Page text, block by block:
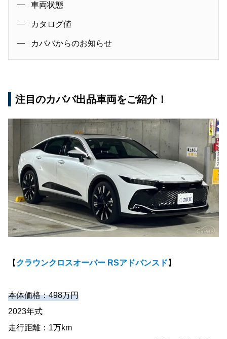
車両状態
カタログ値
カババからのお知らせ
注目のカババ出品車両をご紹介！
【 クラウンクロスオーバー RSアドバンスド 】
本体価格：498万円
2023年式
走行距離：1万km